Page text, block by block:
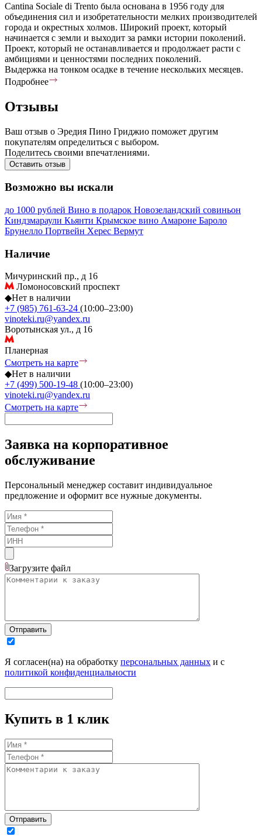
Cantina Sociale di Trento была основана в 1956 году для
объединения сил и изобретательности мелких производителей
города и окрестных холмов. Широкий проект, который
начинается с земли и выходит за рамки истории поколений.
Проект, который не останавливается и продолжает расти с
амбициями и ценностями последних поколений.
Выдержка на тонком осадке в течение нескольких месяцев.
Подробнее
Отзывы
Ваш отзыв о Эредия Пино Гриджио поможет другим
покупателям определиться с выбором.
Поделитесь своими впечатлениями.
Оставить отзыв
Возможно вы искали
до 1000 рублей Вино в подарок Новозеландский совиньон
Киндзмараули Кьянти Крымское вино Амароне Бароло
Брунелло Портвейн Херес Вермут
Наличие
Мичуринский пр., д 16
Ломоносовский проспект
◆Нет в наличии
+7 (985) 761-63-24 (10:00–23:00)
vinoteki.ru@yandex.ru
Воротынская ул., д 16
Планерная
Смотреть на карте
◆Нет в наличии
+7 (499) 500-19-48 (10:00–23:00)
vinoteki.ru@yandex.ru
Смотреть на карте
Заявка на корпоративное
обслуживание
Персональный менеджер составит индивидуальное
предложение и оформит все нужные документы.
Загрузите файл
Отправить
Я согласен(на) на обработку персональных данных и с
политикой конфиденциальности
Купить в 1 клик
Отправить